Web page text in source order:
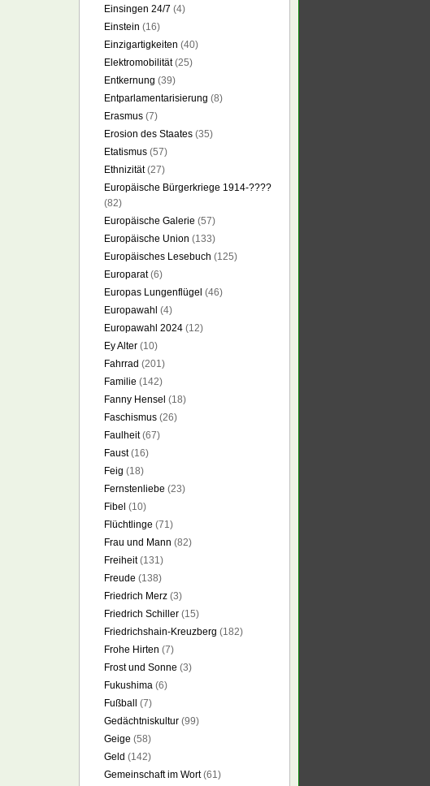
Einsingen 24/7 (4)
Einstein (16)
Einzigartigkeiten (40)
Elektromobilität(25)
Entkernung (39)
Entparlamentarisierung (8)
Erasmus (7)
Erosion des Staates (35)
Etatismus (57)
Ethnizität(27)
Europäische Bürgerkriege 1914-????
(82)
Europäische Galerie (57)
Europäische Union (133)
Europäisches Lesebuch (125)
Europarat(6)
Europas Lungenflügel (46)
Europawahl (4)
Europawahl 2024 (12)
Ey Alter (10)
Fahrrad (201)
Familie (142)
Fanny Hensel (18)
Faschismus (26)
Faulheit(67)
Faust(16)
Feig (18)
Fernstenliebe (23)
Fibel (10)
Flüchtlinge (71)
Frau und Mann (82)
Freiheit(131)
Freude (138)
Friedrich Merz (3)
Friedrich Schiller (15)
Friedrichshain-Kreuzberg (182)
Frohe Hirten (7)
Frost und Sonne (3)
Fukushima (6)
Fußball
(7)
Gedächtniskultur (99)
Geige (58)
Geld (142)
Gemeinschaft im Wort(61)